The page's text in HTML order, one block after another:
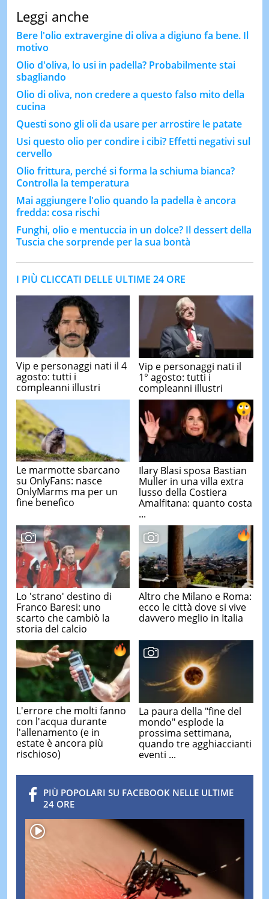
Leggi anche
Bere l'olio extravergine di oliva a digiuno fa bene. Il
motivo
Olio d'oliva, lo usi in padella? Probabilmente stai
sbagliando
Olio di oliva, non credere a questo falso mito della
cucina
Questi sono gli oli da usare per arrostire le patate
Usi questo olio per condire i cibi? Effetti negativi sul
cervello
Olio frittura, perché si forma la schiuma bianca?
Controlla la temperatura
Mai aggiungere l'olio quando la padella è ancora
fredda: cosa rischi
Funghi, olio e mentuccia in un dolce? Il dessert della
Tuscia che sorprende per la sua bontà
I PIÙ CLICCATI DELLE ULTIME 24 ORE
Vip e personaggi nati il 4
agosto: tutti i
compleanni illustri
Vip e personaggi nati il
1° agosto: tutti i
compleanni illustri
Le marmotte sbarcano
su OnlyFans: nasce
OnlyMarms ma per un
fine benefico
Ilary Blasi sposa Bastian
Muller in una villa extra
lusso della Costiera
Amalfitana: quanto costa
...
Lo 'strano' destino di
Franco Baresi: uno
scarto che cambiò la
storia del calcio
Altro che Milano e Roma:
ecco le città dove si vive
davvero meglio in Italia
L'errore che molti fanno
con l'acqua durante
l'allenamento (e in
estate è ancora più
rischioso)
La paura della "fine del
mondo" esplode la
prossima settimana,
quando tre agghiaccianti
eventi ...
PIÙ POPOLARI SU FACEBOOK NELLE ULTIME
24 ORE